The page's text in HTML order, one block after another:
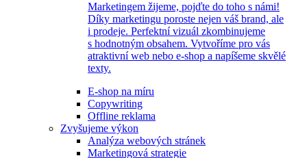
Marketingem žijeme, pojďte do toho s námi!
Díky marketingu poroste nejen váš brand, ale
i prodeje. Perfektní vizuál zkombinujeme
s hodnotným obsahem. Vytvoříme pro vás
atraktivní web nebo e-shop a napíšeme skvělé
texty.
E-shop na míru
Copywriting
Offline reklama
Zvyšujeme výkon
Analýza webových stránek
Marketingová strategie